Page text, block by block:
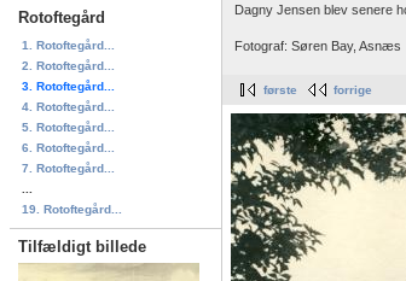
Rotoftegård
1. Rotoftegård...
2. Rotoftegård...
3. Rotoftegård...
4. Rotoftegård...
5. Rotoftegård...
6. Rotoftegård...
7. Rotoftegård...
19. Rotoftegård...
Tilfældigt billede
Dagny Jensen blev senere
Fotograf: Søren Bay, Asnæs
første forrige